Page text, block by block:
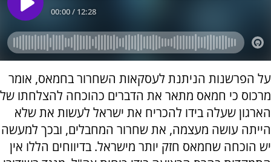
על הפרשנות הניתנת לעסקאות השחרור בחמאס, אומר
מרכוס כי חמאס מתאר את הדברים כהוכחה להצלחתו של
הארגון שעלה בידו להכריח את ישראל לעשות את שלא
הייתה עושה מעצמה, את שחרור המחבלים, ובכך למעשה
יש הוכחה שחמאס חזק יותר מישראל. בדיווחים הללו אין